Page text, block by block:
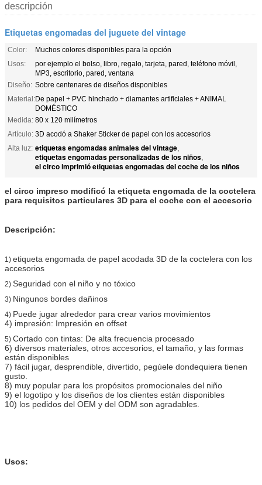
descripción
Etiquetas engomadas del juguete del vintage
Color:
Muchos colores disponibles para la opción
Usos:
por ejemplo el bolso, libro, regalo, tarjeta, pared, teléfono móvil,
MP3, escritorio, pared, ventana
Diseño: Sobre centenares de diseños disponibles
Material:De papel + PVC hinchado + diamantes artificiales + ANIMAL
DOMÉSTICO
Medida: 80 x 120 milímetros
Artículo: 3D acodó a Shaker Sticker de papel con los accesorios
Alta luz: etiquetas engomadas animales del vintage,
etiquetas engomadas personalizadas de los niños,
el circo imprimió etiquetas engomadas del coche de los niños
el circo impreso modificó la etiqueta engomada de la coctelera
para requisitos particulares 3D para el coche con el accesorio
Descripción:
1) etiqueta engomada de papel acodada 3D de la coctelera con los
accesorios
2) Seguridad con el niño y no tóxico
3) Ningunos bordes dañinos
4) Puede jugar alrededor para crear varios movimientos
4) impresión: Impresión en offset
5) Cortado con tintas: De alta frecuencia procesado
6) diversos materiales, otros accesorios, el tamaño, y las formas
están disponibles
7) fácil jugar, desprendible, divertido, pegúele dondequiera tienen
gusto.
8) muy popular para los propósitos promocionales del niño
9) el logotipo y los diseños de los clientes están disponibles
10) los pedidos del OEM y del ODM son agradables.
Usos: